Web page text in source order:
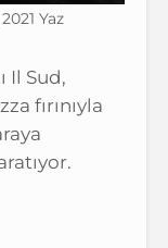
Yaz
Il Sud,
fırınıyla